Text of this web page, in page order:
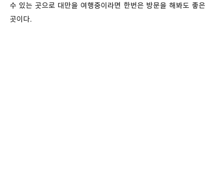
수 있는 곳으로 대만을 여행중이라면 한번은 방문을 해봐도 좋은
곳이다.